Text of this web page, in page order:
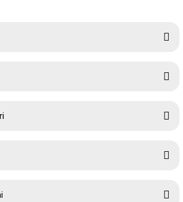
noktaları öneri formunu kullanarak